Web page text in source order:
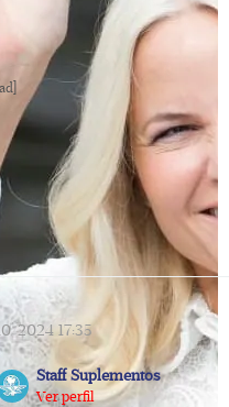
2024 17:35
Staff Suplementos
Ver perfil